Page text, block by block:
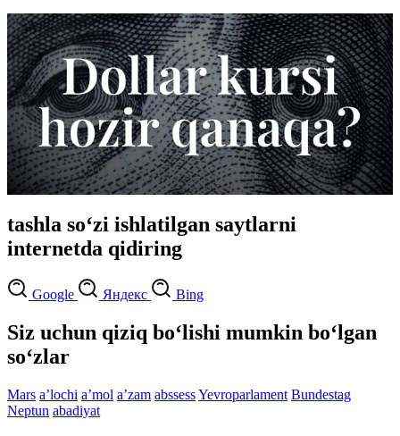
tashla so‘zi ishlatilgan saytlarni
internetda qidiring
Google Яндекс Bing
Siz uchun qiziq bo‘lishi mumkin bo‘lgan
so‘zlar
Mars aʼlochi aʼmol aʼzam abssessYevroparlament Bundestag
Neptun abadiyat